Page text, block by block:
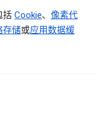
括 Cookie、 像素代
存储或应用数据缓